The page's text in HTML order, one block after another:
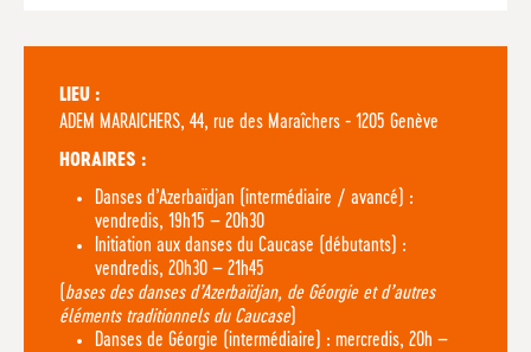
LIEU :
ADEM MARAICHERS, 44, rue des Maraîchers - 1205 Genève
HORAIRES :
Danses d’Azerbaïdjan (intermédiaire / avancé) :
vendredis, 19h15 – 20h30
Initiation aux danses du Caucase (débutants) :
vendredis, 20h30 – 21h45
bases des danses d’Azerbaïdjan, de Géorgie et d’autres
éléments traditionnels du Caucase)
Danses de Géorgie (intermédiaire) : mercredis, 20h –